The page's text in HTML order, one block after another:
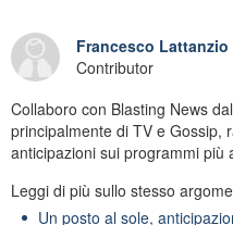
Francesco Lattanzio
Contributor
Collaboro con Blasting News
principalmente di TV e Gossip,
anticipazioni sui programmi più
Leggi di più sullo stesso
Un posto al sole,